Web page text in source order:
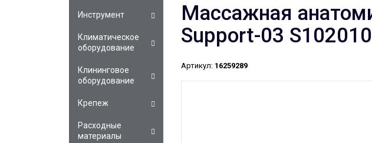
Массажная
Support-03
Артикул: 16259289
Инструмент
Климатическое
оборудование
Клининговое
оборудование
Крепеж
Расходные
материалы